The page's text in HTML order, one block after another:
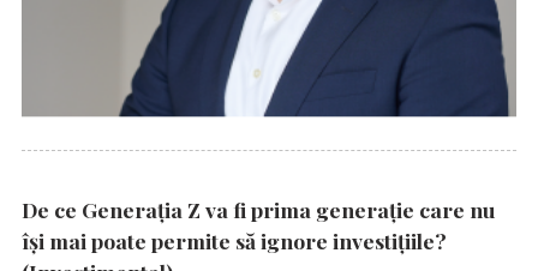
De ce Generația Z va fi prima generație care nu
își mai poate permite să ignore investițiile?